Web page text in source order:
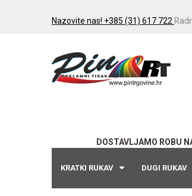
Nazovite nas! +385 (31) 617 722
DOSTAVLJAMO ROBU
KRATKI RUKAV DUGI RUKAV